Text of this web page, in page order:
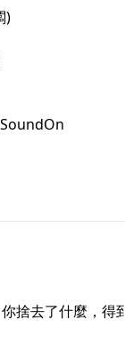
)
SoundOn
捨去了什麼，得